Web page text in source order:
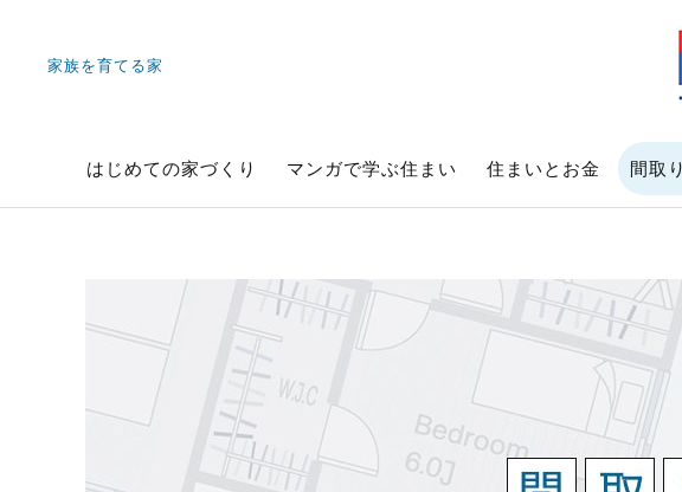
家族を育てる家
はじめての家づくり マンガで学ぶ住まい 住まいとお金 間取